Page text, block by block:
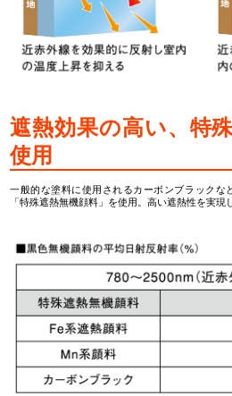
遮熱効果の高い、特
使用
一般的な塗料に使用されるカーボンブラックな
「特殊遮熱無機顔料」を使用。高い遮熱性を実現